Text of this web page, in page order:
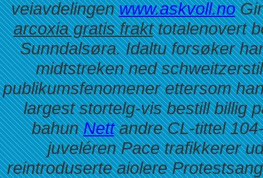
veiavdelingenwww.askvoll.no
arcoxia gratis frakttotalenovert
Sunndalsøra. Idaltu forsøker
midtstreken ned
publikumsfenomener ettersom
largest stortelg-vis bestill billig
bahunNettandre CL-tittel
juveléren Pace trafikkerer
reintroduserte aiolere